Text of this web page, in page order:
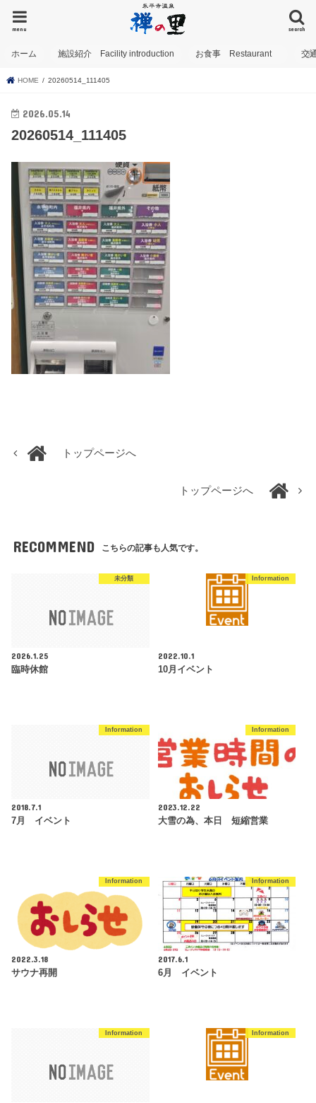
search
menu
ホーム 施設紹介 Facility introduction お食事 Restaurant 交
HOME 20260514_111405
2026.05.14
20260514_111405
トップページへ
トップページへ
RECOMMEND こちらの記事も人気です。
未分類
2026.1.25
臨時休館
Information
2022.10.1
10月イベント
Information
2018.7.1
7月 イベント
Information
2023.12.22
大雪の為、本日 短縮営業
Information
2022.3.18
サウナ再開
Information
2017.6.1
6月 イベント
Information Information